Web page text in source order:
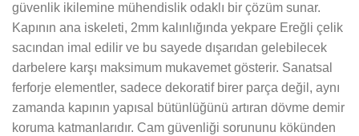
güvenlik ikilemine mühendislik odaklı bir çözüm sunar.
Kapının ana iskeleti, 2mm kalınlığında yekpare Ereğli çelik
sacından imal edilir ve bu sayede dışarıdan gelebilecek
darbelere karşı maksimum mukavemet gösterir. Sanatsal
ferforje elementler, sadece dekoratif birer parça değil, aynı
zamanda kapının yapısal bütünlüğünü artıran dövme demir
koruma katmanlarıdır. Cam güvenliği sorununu kökünden